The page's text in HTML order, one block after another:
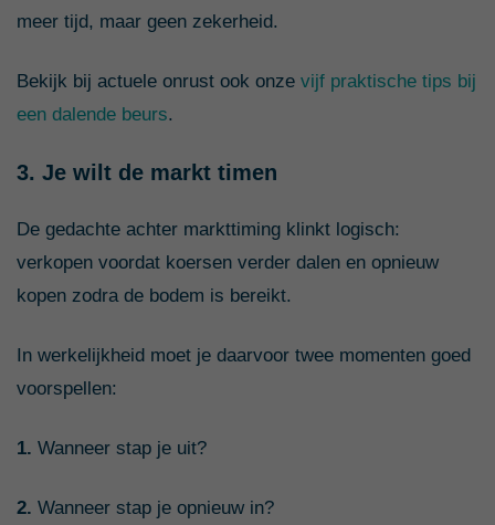
meer tijd, maar geen zekerheid.
Bekijk bij actuele onrust ook onze vijf praktische tips bij
een dalende beurs.
3. Je wilt de markt timen
De gedachte achter markt­timing klinkt logisch:
verkopen voordat koersen verder dalen en opnieuw
kopen zodra de bodem is bereikt.
In werkelijkheid moet je daarvoor twee momenten goed
voorspellen:
1. Wanneer stap je uit?
2. Wanneer stap je opnieuw in?